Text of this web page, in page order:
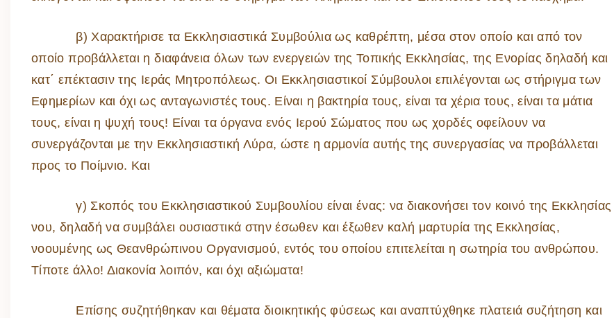
β) Χαρακτήρισε τα Εκκλησιαστικά Συμβούλια ως καθρέπτη, μέσα στον οποίο και από τον
οποίο προβάλλεται η διαφάνεια όλων των ενεργειών της Τοπικής Εκκλησίας, της Ενορίας δηλαδή και
κατ΄ επέκτασιν της Ιεράς Μητροπόλεως. Οι Εκκλησιαστικοί Σύμβουλοι επιλέγονται ως στήριγμα των
Εφημερίων και όχι ως ανταγωνιστές τους. Είναι η βακτηρία τους, είναι τα χέρια τους, είναι τα μάτια
τους, είναι η ψυχή τους! Είναι τα όργανα ενός Ιερού Σώματος που ως χορδές οφείλουν να
συνεργάζονται με την Εκκλησιαστική Λύρα, ώστε η αρμονία αυτής της συνεργασίας να προβάλλεται
προς το Ποίμνιο. Και
γ) Σκοπός του Εκκλησιαστικού Συμβουλίου είναι ένας: να διακονήσει τον κοινό της Εκκλησίας
νου, δηλαδή να συμβάλει ουσιαστικά στην έσωθεν και έξωθεν καλή μαρτυρία της Εκκλησίας,
νοουμένης ως Θεανθρώπινου Οργανισμού, εντός του οποίου επιτελείται η σωτηρία του ανθρώπου.
Τίποτε άλλο! Διακονία λοιπόν, και όχι αξιώματα!
Επίσης συζητήθηκαν και θέματα διοικητικής φύσεως και αναπτύχθηκε πλατειά συζήτηση και